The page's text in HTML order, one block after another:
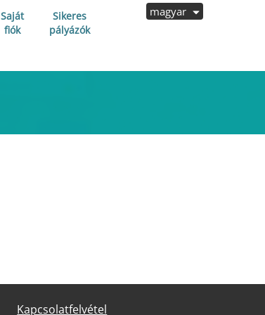
Saját
fiók
Sikeres
pályázók
magyar
Kapcsolatfelvétel